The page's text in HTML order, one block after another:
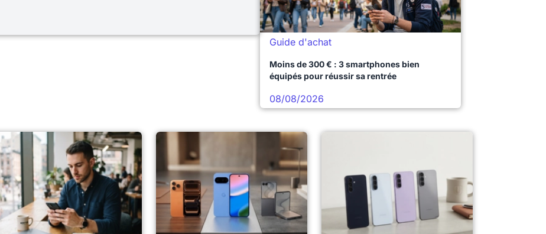
Guide d'achat
Moins de 300 € : 3 smartphones bien
équipés pour réussir sa rentrée
08/08/2026